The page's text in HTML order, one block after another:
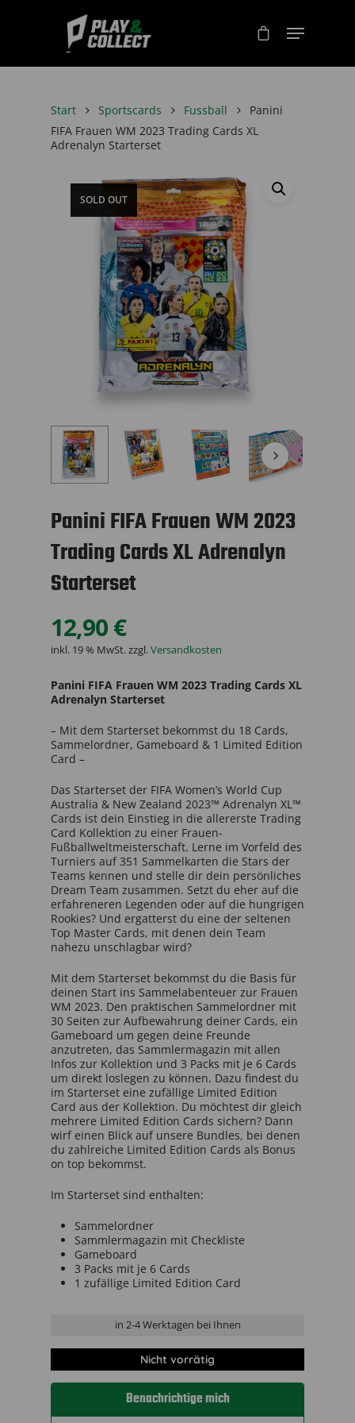
Start Sportscards Fussball
Panini
FIFA Frauen WM 2023 Trading Cards XL
Adrenalyn Starterset
SOLD OUT
Panini FIFA Frauen WM 2023
Trading Cards XL Adrenalyn
Starterset
12,90€
inkl. 19 % MwSt.zzgl.Versandkosten
Panini FIFA Frauen WM 2023 Trading Cards XL
Adrenalyn Starterset
– Mit dem Starterset bekommst du 18 Cards,
Sammelordner, Gameboard & 1 Limited Edition
Card –
Das Starterset der FIFA Women’s World Cup
Australia & New Zealand 2023™ Adrenalyn XL™
Cards ist dein Einstieg in die allererste Trading
Card Kollektion zu einer Frauen-
Fußballweltmeisterschaft. Lerne im Vorfeld des
Turniers auf 351 Sammelkarten die Stars der
Teams kennen und stelle dir dein persönliches
Dream Team zusammen. Setzt du eher auf die
erfahreneren Legenden oder auf die hungrigen
Rookies? Und ergatterst du eine der seltenen
Top Master Cards, mit denen dein Team
nahezu unschlagbar wird?
Mit dem Starterset bekommst du die Basis für
deinen Start ins Sammelabenteuer zur Frauen
WM 2023. Den praktischen Sammelordner mit
30 Seiten zur Aufbewahrung deiner Cards, ein
Gameboard um gegen deine Freunde
anzutreten, das Sammlermagazin mit allen
Infos zur Kollektion und 3 Packs mit je 6 Cards
um direkt loslegen zu können. Dazu findest du
im Starterset eine zufällige Limited Edition
Card aus der Kollektion. Du möchtest dir gleich
mehrere Limited Edition Cards sichern? Dann
wirf einen Blick auf unsere Bundles, bei denen
du zahlreiche Limited Edition Cards als Bonus
on top bekommst.
Im Starterset sind enthalten:
Sammelordner
Sammlermagazin mit Checkliste
Gameboard
3 Packs mit je 6 Cards
1 zufällige Limited Edition Card
in 2-4 Werktagen bei Ihnen
Nicht vorrätig
Benachrichtige mich